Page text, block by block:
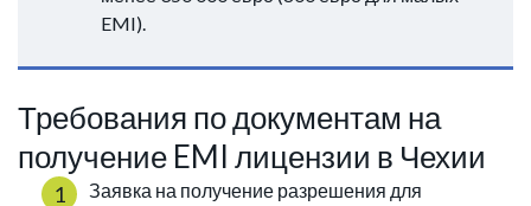
EMI).
Требования по документам на
получение EMI лицензии в Чехии
Заявка на получение разрешения для